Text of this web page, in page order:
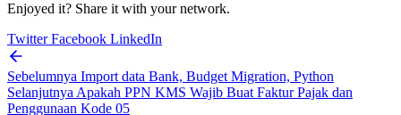
Enjoyed it? Share it with your network.
TwitterFacebook LinkedIn
Sebelumnya Import data Bank, Budget Migration, Python
Selanjutnya Apakah PPN KMS Wajib Buat Faktur Pajak dan
Penggunaan Kode 05